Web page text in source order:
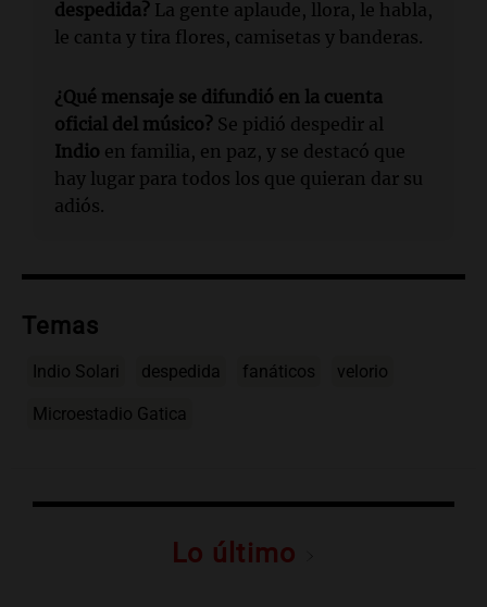
despedida? La gente aplaude, llora, le habla,
le canta y tira flores, camisetas y banderas.
¿Qué mensaje se difundió en la cuenta
oficial del músico? Se pidió despedir al
Indio en familia, en paz, y se destacó que
hay lugar para todos los que quieran dar su
adiós.
Temas
Indio Solari despedida fanáticos velorio
Microestadio Gatica
Lo último